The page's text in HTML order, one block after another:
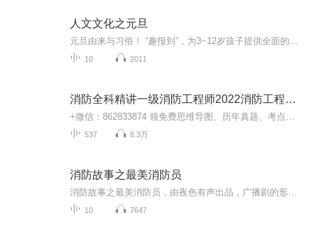
人文文化之元旦
10 2011
消防全科精讲一级消防工程师2022消防工程师2021
537 8.3万
消防故事之最美消防员
10 7647